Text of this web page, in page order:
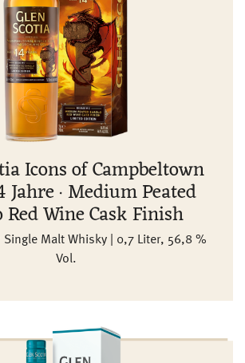
Icons of Campbeltown
Jahre · Medium Peated
Wine Cask Finish
Single Malt Whisky | 0,7 Liter, 56,8 %
Vol.